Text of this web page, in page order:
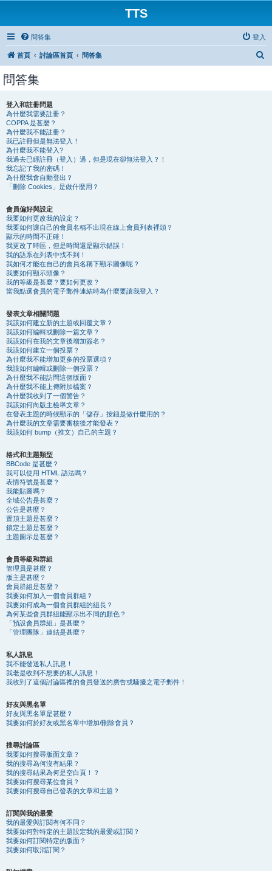
TTS
問答集 登入
首頁 討論區首頁 問答集
問答集
登入和註冊問題
為什麼我需要註冊？
COPPA 是甚麼？
為什麼我不能註冊？
我已註冊但是無法登入！
為什麼我不能登入?
我過去已經註冊（登入）過，但是現在卻無法登入？！
我忘記了我的密碼！
為什麼我會自動登出？
「刪除 Cookies」是做什麼用？
會員偏好與設定
我要如何更改我的設定？
我要如何讓自己的會員名稱不出現在線上會員列表裡頭？
顯示的時間不正確！
我更改了時區，但是時間還是顯示錯誤！
我的語系在列表中找不到！
我如何才能在自己的會員名稱下顯示圖像呢？
我要如何顯示頭像？
我的等級是甚麼？要如何更改？
當我點選會員的電子郵件連結時為什麼要讓我登入？
發表文章相關問題
我該如何建立新的主題或回覆文章？
我該如何編輯或刪除一篇文章？
我該如何在我的文章後增加簽名？
我該如何建立一個投票？
為什麼我不能增加更多的投票選項？
我該如何編輯或刪除一個投票？
為什麼我不能訪問這個版面？
為什麼我不能上傳附加檔案？
為什麼我收到了一個警告？
我該如何向版主檢舉文章？
在發表主題的時候顯示的「儲存」按鈕是做什麼用的？
為什麼我的文章需要審核後才能發表？
我該如何 bump（推文）自己的主題？
格式和主題類型
BBCode 是甚麼？
我可以使用 HTML 語法嗎？
表情符號是甚麼？
我能貼圖嗎？
全域公告是甚麼？
公告是甚麼？
置頂主題是甚麼？
鎖定主題是甚麼？
主題圖示是甚麼？
會員等級和群組
管理員是甚麼？
版主是甚麼？
會員群組是甚麼？
我要如何加入一個會員群組？
我要如何成為一個會員群組的組長？
為何某些會員群組能顯示出不同的顏色？
「預設會員群組」是甚麼？
「管理團隊」連結是甚麼？
私人訊息
我不能發送私人訊息！
我老是收到不想要的私人訊息！
我收到了這個討論區裡的會員發送的廣告或騷擾之電子郵件！
好友與黑名單
好友與黑名單是甚麼？
我要如何於好友或黑名單中增加/刪除會員？
搜尋討論區
我要如何搜尋版面文章？
我的搜尋為何沒有結果？
我的搜尋結果為何是空白頁！？
我要如何搜尋某位會員？
我要如何搜尋自己發表的文章和主題？
訂閱與我的最愛
我的最愛與訂閱有何不同？
我要如何對特定的主題設定我的最愛或訂閱？
我要如何訂閱特定的版面？
我要如何取消訂閱？